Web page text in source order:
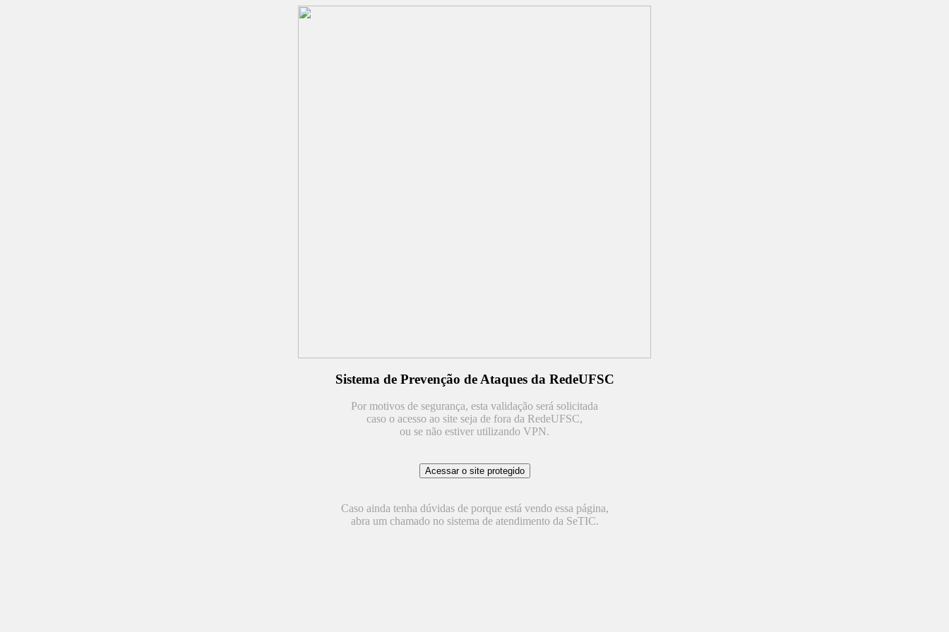
Sistema de Prevenção de Ataques da RedeUFSC
Por motivos de segurança, esta validação será solicitada
caso o acesso ao site seja de fora da RedeUFSC,
ou se não estiver utilizando VPN.
Caso ainda tenha dúvidas de porque está vendo essa página,
abra um chamado no sistema de atendimento da SeTIC.